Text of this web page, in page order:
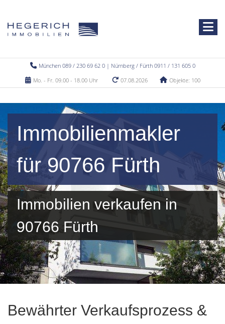
München 089 / 230 69 62 0 | Nürnberg / Fürth 0911 / 131 605 0
Mo. - Fr. 09.00 - 18.00 Uhr
07.08.2026 Objekte: 100
Immobilienmakler
für 90766 Fürth
Immobilien verkaufen in
90766 Fürth
Bewährter Verkaufsprozess &